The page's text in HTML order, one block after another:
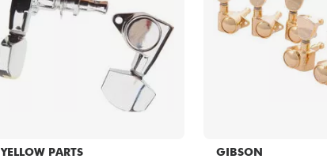
Sehen Sie sich
YELLOW PARTS
GIBSON